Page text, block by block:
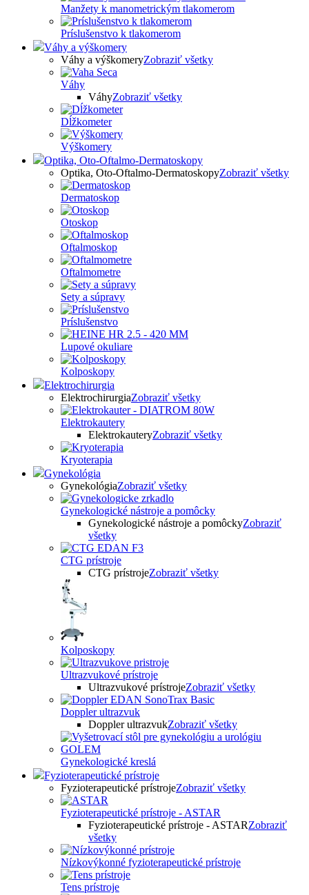
Manžety k manometrickým tlakomerom
Príslušenstvo k tlakomerom
Váhy a výškomery
Váhy a výškomeryZobraziť všetky
Váhy
VáhyZobraziť všetky
Dĺžkometer
Výškomery
Optika, Oto-Oftalmo-Dermatoskopy
Optika, Oto-Oftalmo-DermatoskopyZobraziť všetky
Dermatoskop
Otoskop
Oftalmoskop
Oftalmometre
Sety a súpravy
Príslušenstvo
Lupové okuliare
Kolposkopy
Elektrochirurgia
ElektrochirurgiaZobraziť všetky
Elektrokautery
ElektrokauteryZobraziť všetky
Kryoterapia
Gynekológia
GynekológiaZobraziť všetky
Gynekologické nástroje a pomôcky
Gynekologické nástroje a pomôckyZobraziť
všetky
CTG prístroje
CTG prístrojeZobraziť všetky
Kolposkopy
Ultrazvukové prístroje
Ultrazvukové prístrojeZobraziť všetky
Doppler ultrazvuk
Doppler ultrazvukZobraziť všetky
Gynekologické kreslá
Fyzioterapeutické prístroje
Fyzioterapeutické prístrojeZobraziť všetky
Fyzioterapeutické prístroje - ASTAR
Fyzioterapeutické prístroje - ASTARZobraziť
všetky
Nízkovýkonné fyzioterapeutické prístroje
Tens prístroje